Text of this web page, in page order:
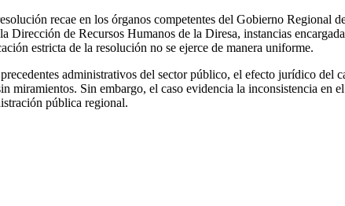
recae en los órganos competentes del Gobierno Regional
Dirección de Recursos Humanos de la Diresa, instancias
estricta de la resolución no se ejerce de manera uniforme.
administrativos del sector público, el efecto jurídico del
miramientos. Sin embargo, el caso evidencia la inconsistencia
pública regional.